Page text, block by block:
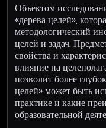
Объектом
«дерева целей»,
методологический
целей и задач.
свойства и
влияние на
позволит более
целей» может быть
практике и какие
образовательной